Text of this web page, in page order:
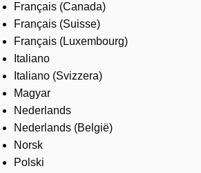
Français (Canada)
Français (Suisse)
Français (Luxembourg)
Italiano
Italiano (Svizzera)
Magyar
Nederlands
Nederlands (België)
Norsk
Polski